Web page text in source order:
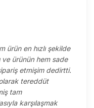
şekilde
ve ürünün hem sade
tereddüt
tam
karşılaşmak